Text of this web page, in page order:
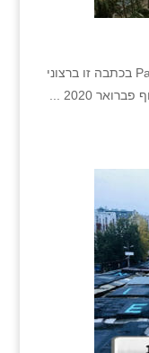
פארק המיים - Santago או Park of Poland בכתבה זו ברצוני
2020 ...